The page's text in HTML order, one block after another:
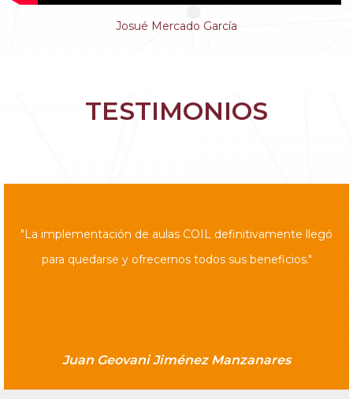
Josué Mercado García
TESTIMONIOS
"La implementación de aulas COIL definitivamente llegó
para quedarse y ofrecernos todos sus beneficios."
Juan Geovani Jiménez Manzanares